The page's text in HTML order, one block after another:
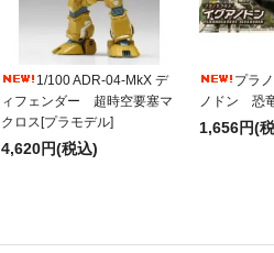
1/100 ADR-04-MkX デ
ィフェンダー 超時空要塞マ
クロス[プラモデル]
4,620円(税込)
プラ
ノドン 恐
1,656円(